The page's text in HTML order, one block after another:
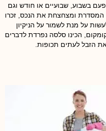
בשבוע, שבועיים או חודש וגם
המסדרת ומצחצחת את הנכס, זכרו
על מנת לשמור על הניקיון
הכינו סלסה נפרדת לדברים
הזבל לעתים תכופות.